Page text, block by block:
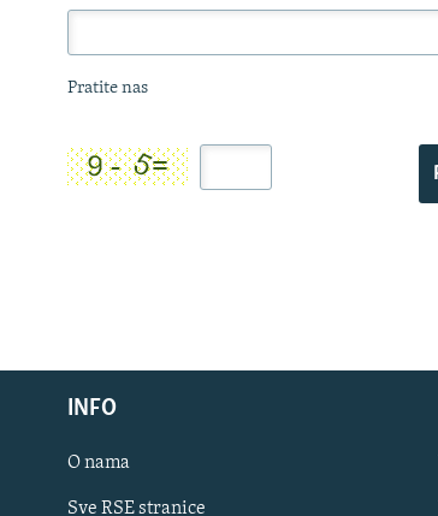
Pratite nas
INFO
O nama
Sve RSE stranice